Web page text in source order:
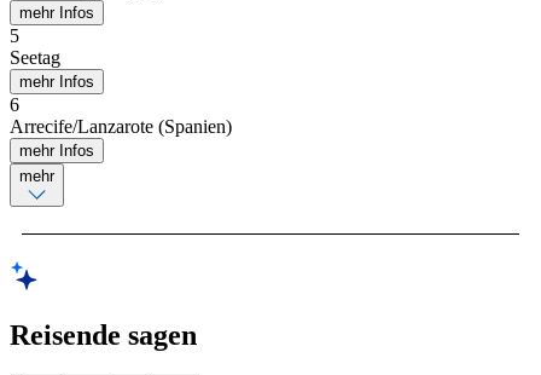
mehr Infos
5
Seetag
mehr Infos
6
Arrecife/Lanzarote (Spanien)
mehr Infos
mehr
Reisende sagen